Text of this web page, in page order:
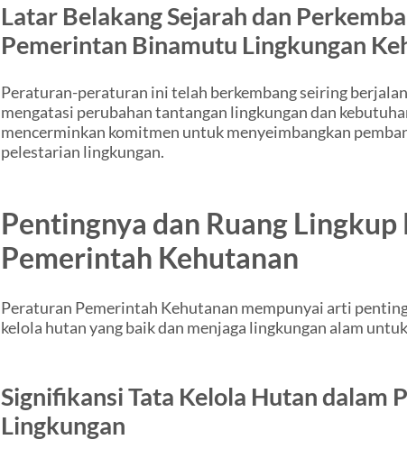
Latar Belakang Sejarah dan
Pemerintan Binamutu Lingkungan
Peraturan-peraturan ini telah berkembang seiring
mengatasi perubahan tantangan lingkungan dan
mencerminkan komitmen untuk menyeimbangkan
pelestarian lingkungan.
Pentingnya dan Ruang
Pemerintah Kehutanan
Peraturan Pemerintah Kehutanan mempunyai arti
kelola hutan yang baik dan menjaga lingkungan alam
Signifikansi Tata Kelola Hutan dalam
Lingkungan